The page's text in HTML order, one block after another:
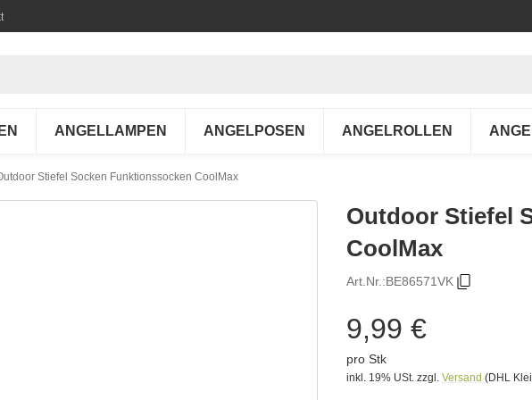
ANGELLAMPEN ANGELPOSEN ANGELROLLEN
Stiefel Socken Funktionssocken CoolMax
Outdoor Stiefel
CoolMax
Art.Nr.:BE86571VK
9,99 €
pro Stk
inkl. 19% USt. zzgl. Versand (DHL